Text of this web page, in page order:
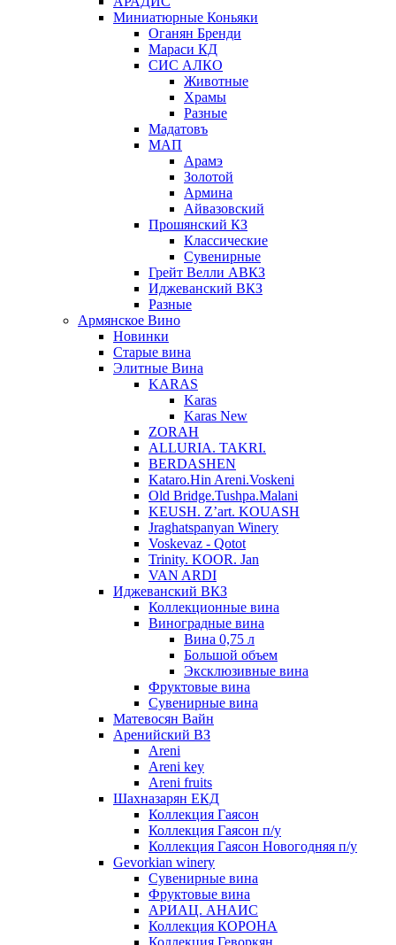
Миниатюрные Коньяки
Оганян Бренди
Мараси КД
СИС АЛКО
Животные
Храмы
Разные
Мадатовъ
МАП
Арамэ
Золотой
Армина
Айвазовский
Прошянский КЗ
Классические
Сувенирные
Грейт Велли АВКЗ
Иджеванский ВКЗ
Разные
Армянское Вино
Новинки
Старые вина
Элитные Вина
KARAS
Karas
Karas New
ZORAH
ALLURIA. TAKRI.
BERDASHEN
Kataro.Hin Areni.Voskeni
Old Bridge.Tushpa.Malani
KEUSH. Z’art. KOUASH
Jraghatspanyan Winery
Voskevaz - Qotot
Trinity. KOOR. Jan
VAN ARDI
Иджеванский ВКЗ
Коллекционные вина
Виноградные вина
Вина 0,75 л
Большой объем
Эксклюзивные вина
Фруктовые вина
Cувенирные вина
Матевосян Вайн
Аренийский ВЗ
Areni
Areni key
Areni fruits
Шахназарян ЕКД
Коллекция Гаясон
Коллекция Гаясон п/у
Коллекция Гаясон Новогодняя п/у
Gevorkian winery
Сувенирные вина
Фруктовые вина
АРИАЦ. АНАИС
Коллекция КОРОНА
Коллекция Геворкян